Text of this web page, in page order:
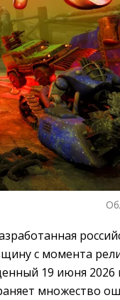
с момента
19 июня 2026
множество